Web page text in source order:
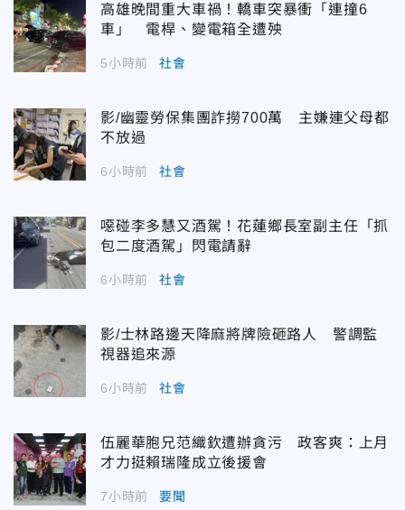
高雄晚間重大車禍！轎車突暴衝「連撞6
車」 電桿、變電箱全遭殃
5小時前 社會
影/幽靈勞保集團詐撈700萬 主嫌連父母都
不放過
6小時前 社會
噁碰李多慧又酒駕！花蓮鄉長室副主任「抓
包二度酒駕」閃電請辭
6小時前 社會
影/士林路邊天降麻將牌險砸路人 警調監
視器追來源
6小時前 社會
伍麗華胞兄范織欽遭辦貪污 政客爽：上月
才力挺賴瑞隆成立後援會
7小時前 要聞